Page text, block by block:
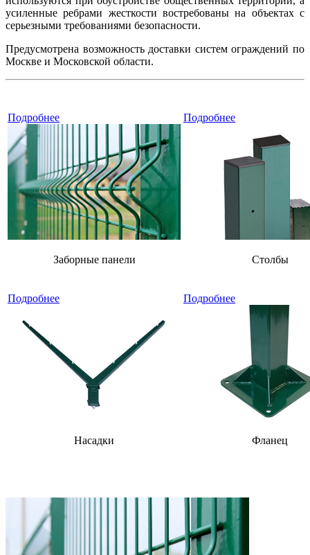
усиленные ребрами жесткости востребованы на объектах с
серьезными требованиями безопасности.
Предусмотрена возможность доставки систем ограждений по
Москве и Московской области.
Подробнее
Заборные панели
Подробнее
Столбы
Подробнее
Насадки
Подробнее
Фланец